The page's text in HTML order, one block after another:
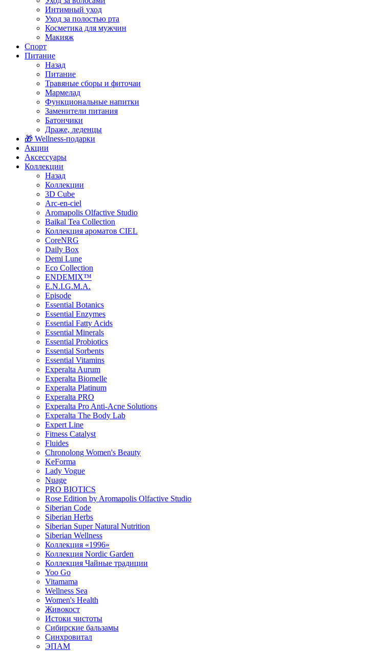
Интимный уход
Уход за полостью рта
Косметика для мужчин
Макияж
Спорт
Питание
Назад
Питание
Травяные сборы и фиточаи
Мармелад
Функциональные напитки
Заменители питания
Батончики
Драже, леденцы
🎁 Wellness-подарки
Акции
Аксессуары
Коллекции
Назад
Коллекции
3D Cube
Arc-en-ciel
Aromapolis Olfactive Studio
Baikal Tea Collection
Коллекция ароматов CIEL
СoreNRG
Daily Box
Demi Lune
Eco Collection
ENDEMIX™
E.N.I.G.M.A.
Episode
Essential Botanics
Essential Enzymes
Essential Fatty Acids
Essential Minerals
Essential Probiotics
Essential Sorbents
Essential Vitamins
Experalta Aurum
Experalta Biomelle
Experalta Platinum
Experalta PRO
Experalta Pro Anti-Acne Solutions
Experalta The Body Lab
Expert Line
Fitness Catalyst
Fluides
Chronolong Women's Beauty
KeForma
Lady Vogue
Nuage
PRO BIOTICS
Rose Edition by Aromapolis Olfactive Studio
Siberian Code
Siberian Herbs
Siberian Super Natural Nutrition
Siberian Wellness
Коллекция «1996»
Коллекция Nordic Garden
Коллекция Чайные традиции
Yoo Go
Vitamama
Wellness Sea
Women's Health
Живокост
Истоки чистоты
Сибирские бальзамы
Синхровитал
ЭПАМ